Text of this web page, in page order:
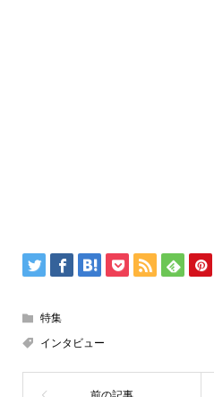
特集
インタビュー